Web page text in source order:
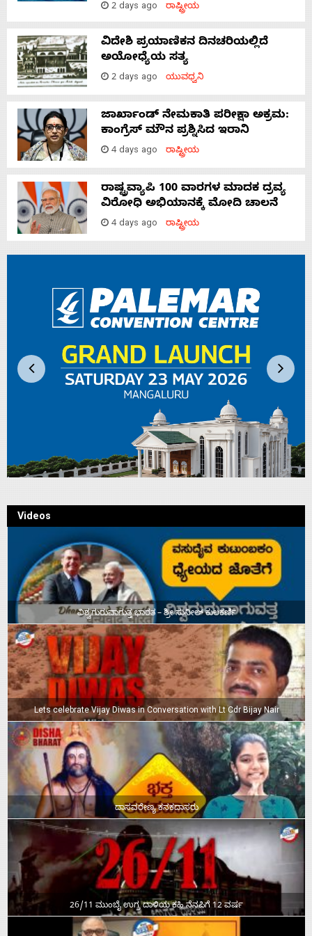
2 days ago ರಾಷ್ಟ್ರೀಯ
ವಿದೇಶಿ ಪ್ರಯಾಣಿಕನ ದಿನಚರಿಯಲ್ಲಿದೆ
ಅಯೋಧ್ಯೆಯ ಸತ್ಯ
2 days ago ಯುವಧ್ವನಿ
ಜಾರ್ಖಾಂಡ್‌ ನೇಮಕಾತಿ ಪರೀಕ್ಷಾ ಅಕ್ರಮ:
ಕಾಂಗ್ರೆಸ್‌ ಮೌನ ಪ್ರಶ್ನಿಸಿದ ಇರಾನಿ
4 days ago ರಾಷ್ಟ್ರೀಯ
ರಾಷ್ಟ್ರವ್ಯಾಪಿ 100 ವಾರಗಳ ಮಾದಕ ದ್ರವ್ಯ
ವಿರೋಧಿ ಅಭಿಯಾನಕ್ಕೆ ಮೋದಿ ಚಾಲನೆ
4 days ago ರಾಷ್ಟ್ರೀಯ
Videos
ವಿಶ್ವಗುರುವಾಗುತ್ತ ಭಾರತ – ಶ್ರೀ ಸುನೀಲ್‌ ಕುಲಕರ್ಣಿ
Lets celebrate Vijay Diwas in Conversation with Lt Cdr Bijay Nair
ದಾಸವರೇಣ್ಯ ಕನಕದಾಸರು
26/11 ಮುಂಬೈ ಉಗ್ರ ದಾಳಿಯ ಕಹಿ ನೆನಪಿಗೆ 12 ವರ್ಷ